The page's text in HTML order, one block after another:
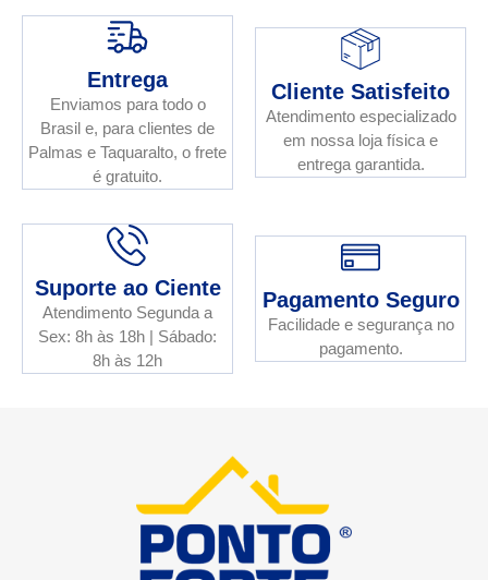
Entrega
Enviamos para todo o
Brasil e, para clientes de
Palmas e Taquaralto, o frete
é gratuito.
Cliente Satisfeito
Atendimento especializado
em nossa loja física e
entrega garantida.
Suporte ao Ciente
Atendimento Segunda a
Sex: 8h às 18h | Sábado:
8h às 12h
Pagamento Seguro
Facilidade e segurança no
pagamento.